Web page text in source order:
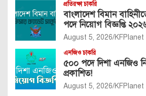
প্রতিরক্ষা চাকরি
বাংলাদেশ বিমান
পদে নিয়োগ বিজ্ঞপ্তি
August 5, 2026 KFPlanet
এনজিও চাকরি
৫০০ পদে দিশা এনজিও
প্রকাশিত!
August 5, 2026 KFPlanet